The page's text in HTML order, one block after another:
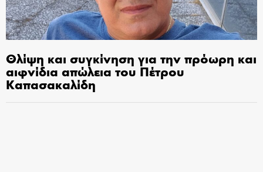
Θλίψη και συγκίνηση για την πρόωρη και
αιφνίδια απώλεια του Πέτρου
Καπασακαλίδη